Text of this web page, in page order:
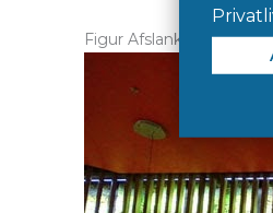
Figur Afslankpillen